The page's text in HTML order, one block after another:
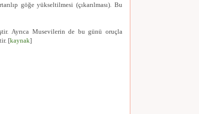
göğe yükseltilmesi (çıkarılması). Bu
Ayrıca Musevilerin de bu günü oruçla
[kaynak]